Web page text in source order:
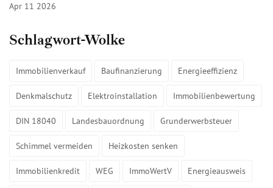
Apr 11 2026
Schlagwort-Wolke
Immobilienverkauf Baufinanzierung Energieeffizienz
Denkmalschutz Elektroinstallation Immobilienbewertung
DIN 18040 Landesbauordnung Grunderwerbsteuer
Schimmel vermeiden Heizkosten senken
Immobilienkredit WEG ImmoWertV Energieausweis